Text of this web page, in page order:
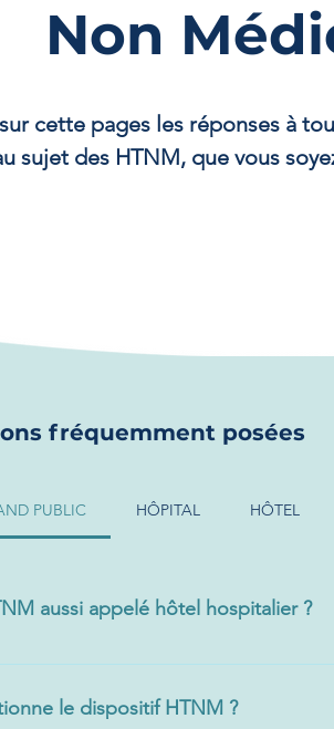
Non
cette pages les réponses à
sujet des HTNM, que vous
fréquemment posées
PUBLIC HÔPITAL HÔTEL
aussi appelé hôtel hospitalier ?
Temporaire Non Médicalisé),
pendant leur parcours de soins.
le dispositif HTNM ?